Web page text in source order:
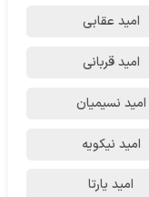
امید عقابی
امید قربانی
امید نسیمیان
امید نیکویه
امید یارتا